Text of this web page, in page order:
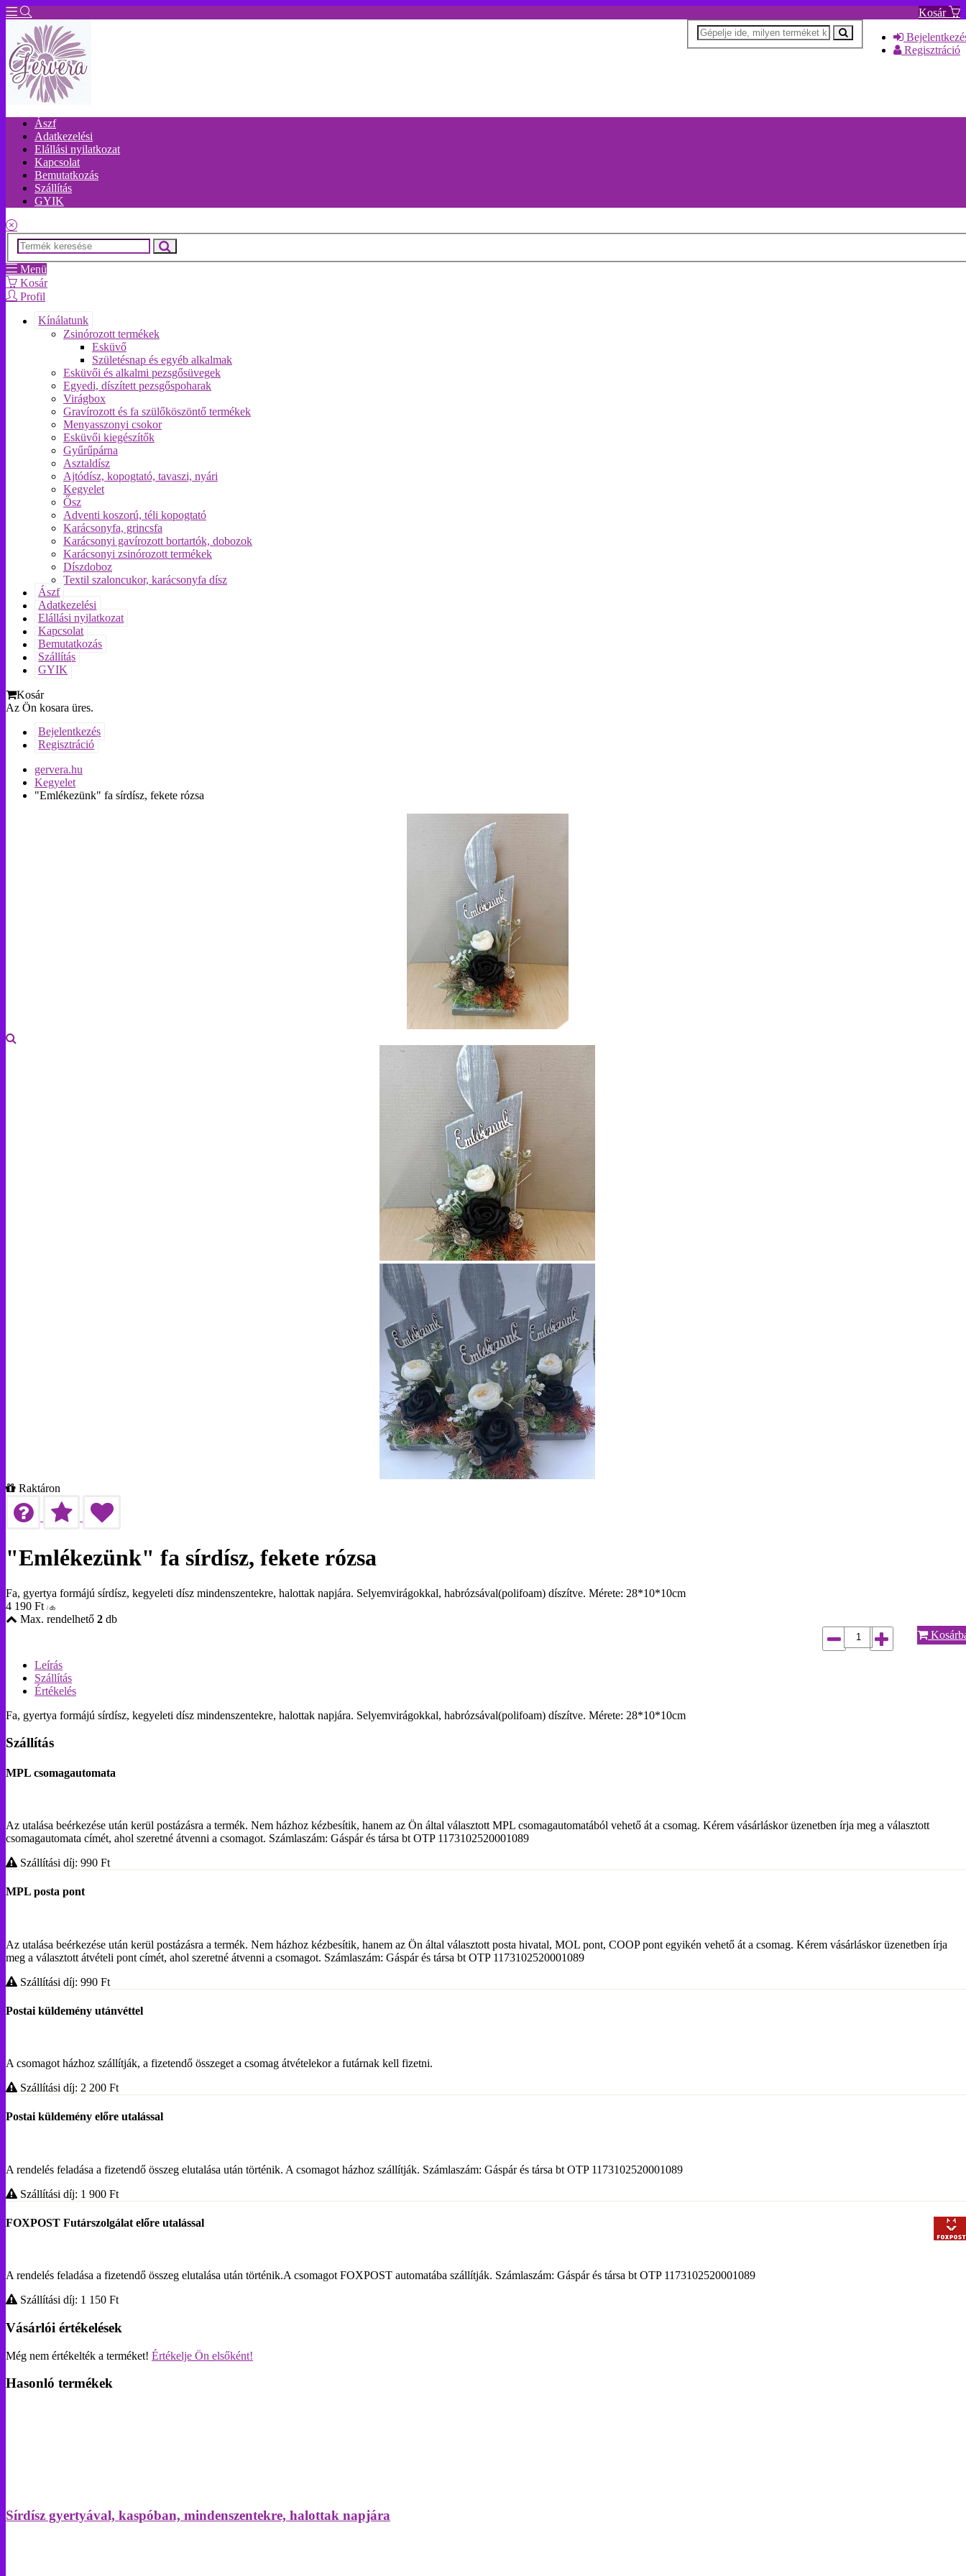
Kosár
Regisztráció
Ászf
Adatkezelési
Elállási nyilatkozat
Kapcsolat
Bemutatkozás
Szállítás
GYIK
Menü
Kosár
Profil
Kínálatunk
Zsinórozott termékek
Esküvő
Születésnap és egyéb alkalmak
Esküvői és alkalmi pezsgősüvegek
Egyedi, díszített pezsgőspoharak
Virágbox
Gravírozott és fa szülőköszöntő termékek
Menyasszonyi csokor
Esküvői kiegészítők
Gyűrűpárna
Asztaldísz
Ajtódísz, kopogtató, tavaszi, nyári
Kegyelet
Ősz
Adventi koszorú, téli kopogtató
Karácsonyfa, grincsfa
Karácsonyi gavírozott bortartók, dobozok
Karácsonyi zsinórozott termékek
Díszdoboz
Textil szaloncukor, karácsonyfa dísz
Ászf
Adatkezelési
Elállási nyilatkozat
Kapcsolat
Bemutatkozás
Szállítás
GYIK
Kosár
Az Ön kosara üres.
Bejelentkezés
Regisztráció
gervera.hu
Kegyelet
"Emlékezünk" fa sírdísz, fekete rózsa
Raktáron
"Emlékezünk" fa sírdísz, fekete rózsa
Fa, gyertya formájú sírdísz, kegyeleti dísz mindenszentekre, halottak napjára. Selyemvirágokkal, habrózsával(polifoam) díszítve. Mérete: 28*10*10cm
4 190 Ft / db
Max. rendelhető 2 db
Leírás
Szállítás
Értékelés
Fa, gyertya formájú sírdísz, kegyeleti dísz mindenszentekre, halottak napjára. Selyemvirágokkal, habrózsával(polifoam) díszítve. Mérete: 28*10*10cm
Szállítás
MPL csomagautomata
Az utalása beérkezése után kerül postázásra a termék. Nem házhoz kézbesítik, hanem az Ön által választott MPL csomagautomatából vehető át a csomag. Kérem vásárláskor üzenetben írja meg a választott
csomagautomata címét, ahol szeretné átvenni a csomagot. Számlaszám: Gáspár és társa bt OTP 1173102520001089
Szállítási díj: 990 Ft
MPL posta pont
Az utalása beérkezése után kerül postázásra a termék. Nem házhoz kézbesítik, hanem az Ön által választott posta hivatal, MOL pont, COOP pont egyikén vehető át a csomag. Kérem vásárláskor üzenetben írja
meg a választott átvételi pont címét, ahol szeretné átvenni a csomagot. Számlaszám: Gáspár és társa bt OTP 1173102520001089
Szállítási díj: 990 Ft
Postai küldemény utánvéttel
A csomagot házhoz szállítják, a fizetendő összeget a csomag átvételekor a futárnak kell fizetni.
Szállítási díj: 2 200 Ft
Postai küldemény előre utalással
A rendelés feladása a fizetendő összeg elutalása után történik. A csomagot házhoz szállítják. Számlaszám: Gáspár és társa bt OTP 1173102520001089
Szállítási díj: 1 900 Ft
FOXPOST Futárszolgálat előre utalással
A rendelés feladása a fizetendő összeg elutalása után történik.A csomagot FOXPOST automatába szállítják. Számlaszám: Gáspár és társa bt OTP 1173102520001089
Szállítási díj: 1 150 Ft
Vásárlói értékelések
Még nem értékelték a terméket! Értékelje Ön elsőként!
Hasonló termékek
Sírdísz gyertyával, kaspóban, mindenszentekre, halottak napjára